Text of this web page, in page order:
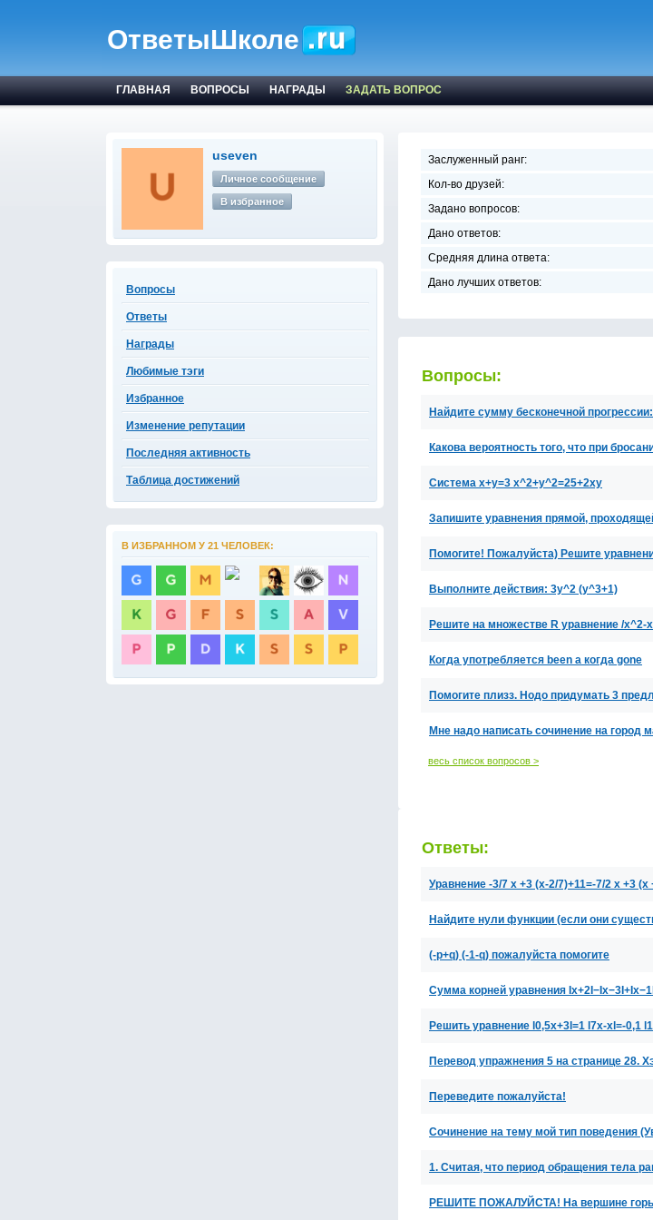
ОтветыШколе
ГЛАВНАЯ ВОПРОСЫ НАГРАДЫ ЗАДАТЬ ВОПРОС
useven
Личное сообщение
В избранное
Вопросы
Ответы
Награды
Любимые тэги
Избранное
Изменение репутации
Последняя активность
Таблица достижений
В ИЗБРАННОМ У 21 ЧЕЛОВЕК:
Заслуженный ранг:
Кол-во друзей:
Задано вопросов:
Дано ответов:
Средняя длина ответа:
Дано лучших ответов:
Вопросы:
Найдите сумму бесконечной
Какова вероятность того, что при
Система x+y=3 x^2+y^2=25+2xy
Запишите уравнения прямой,
Помогите! Пожалуйста) Решите
Выполните действия: 3y^2 (y^3+1)
Решите на множестве R уравнение /
Когда употребляется been а когда gone
Помогите плизз. Нодо придумать 3
Мне надо написать сочинение на город
весь список вопросов >
Ответы:
Уравнение -3/7 х +3 (х-2/7)+11=-7/2 х +3
Найдите нули функции (если они
(-p+q) (-1-q) пожалуйста помогите
Сумма корней уравнения
Решить уравнение l0,5x+3l=1 l7x-xl=-0,1
Перевод упражнения 5 на странице 28.
Переведите пожалуйста!
Сочинение на тему мой тип поведения
1. Считая, что период обращения тела
РЕШИТЕ ПОЖАЛУЙСТА! На вершине горы,